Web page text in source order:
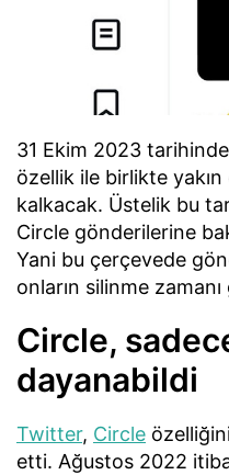
31 Ekim 2023
özellik ile birlikte
kalkacak. Üstelik bu
Circle gönderilerine
Yani bu çerçevede
onların silinme
Circle,
dayanabildi
Twitter, Circle
etti. Ağustos 2022